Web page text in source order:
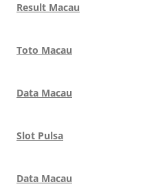
Result Macau
Toto Macau
Data Macau
Slot Pulsa
Data Macau